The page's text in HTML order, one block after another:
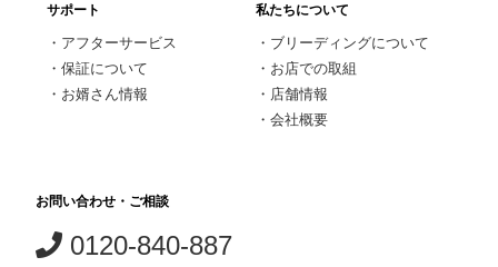
サポート
・ アフターサービス
・保証について
・ お婿さん情報
私たちについて
・ ブリーディングについて
・ お店での取組
・ 店舗情報
・会社概要
お問い合わせ・ご相談
0120-840-887